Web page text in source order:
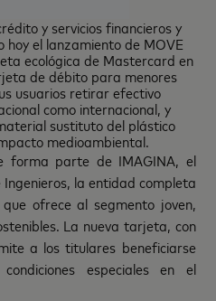
y servicios financieros y
el lanzamiento de MOVE
ecológica de Mastercard en
de débito para menores
usuarios retirar efectivo
como internacional, y
sustituto del plástico
medioambiental.
forma parte de IMAGINA, el
la entidad completa
ofrece al segmento joven,
La nueva tarjeta, con
a los titulares beneficiarse
especiales en el